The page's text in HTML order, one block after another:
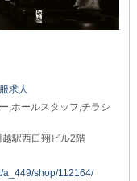
求人
,ホールスタッフ,チラシ
駅西口翔ビル2階
a_449/shop/112164/